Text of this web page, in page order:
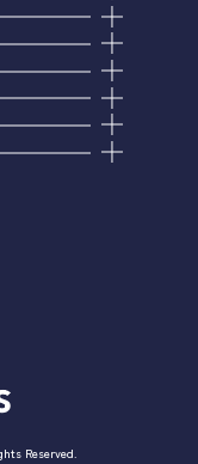
Reserved.